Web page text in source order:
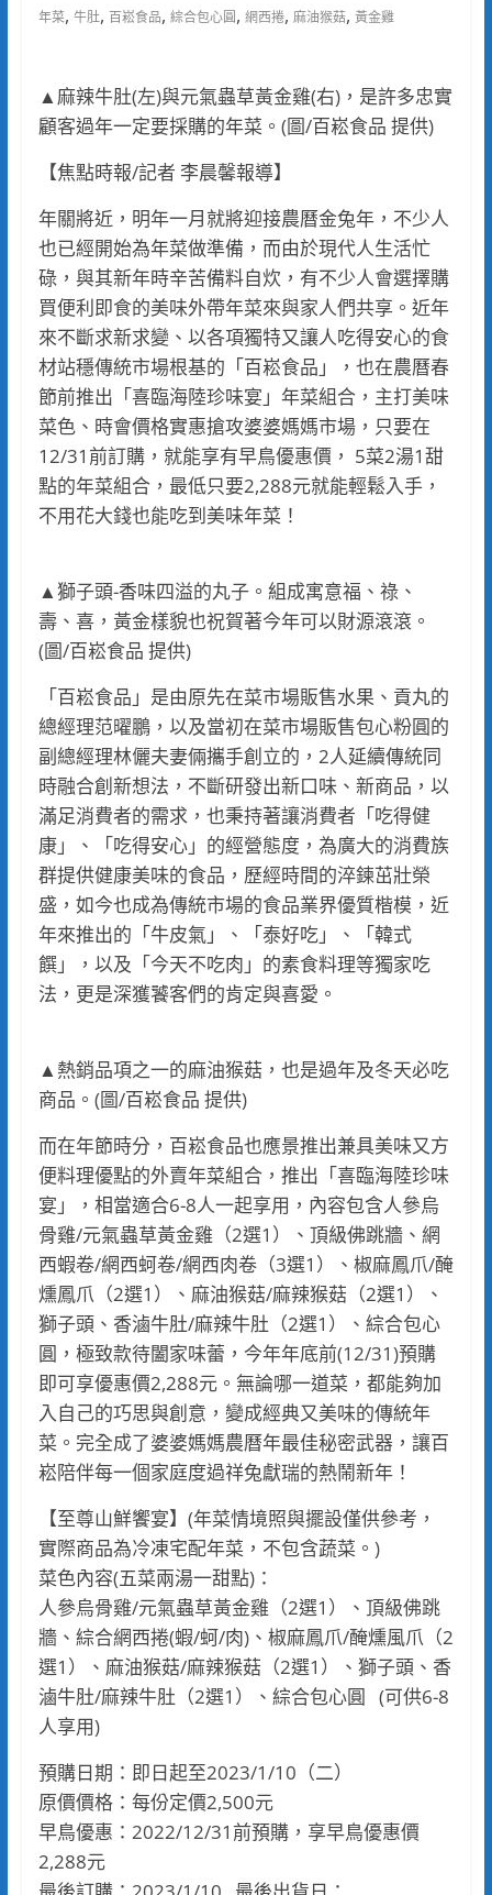
年菜, 牛肚, 百崧食品, 綜合包心圓, 網西捲, 麻油猴菇, 黃金雞
▲麻辣牛肚(左)與元氣蟲草黃金雞(右)，是許多忠實
顧客過年一定要採購的年菜。(圖/百崧食品 提供)
【焦點時報/記者 李晨馨報導】
年關將近，明年一月就將迎接農曆金兔年，不少人
也已經開始為年菜做準備，而由於現代人生活忙
碌，與其新年時辛苦備料自炊，有不少人會選擇購
買便利即食的美味外帶年菜來與家人們共享。近年
來不斷求新求變、以各項獨特又讓人吃得安心的食
材站穩傳統市場根基的「百崧食品」，也在農曆春
節前推出「喜臨海陸珍味宴」年菜組合，主打美味
菜色、時會價格實惠搶攻婆婆媽媽市場，只要在
12/31前訂購，就能享有早鳥優惠價， 5菜2湯1甜
點的年菜組合，最低只要2,288元就能輕鬆入手，
不用花大錢也能吃到美味年菜！
▲獅子頭-香味四溢的丸子。組成寓意福、祿、
壽、喜，黃金樣貌也祝賀著今年可以財源滾滾。
(圖/百崧食品 提供)
「百崧食品」是由原先在菜市場販售水果、貢丸的
總經理范曜鵬，以及當初在菜市場販售包心粉圓的
副總經理林儷夫妻倆攜手創立的，2人延續傳統同
時融合創新想法，不斷研發出新口味、新商品，以
滿足消費者的需求，也秉持著讓消費者「吃得健
康」、「吃得安心」的經營態度，為廣大的消費族
群提供健康美味的食品，歷經時間的淬鍊茁壯榮
盛，如今也成為傳統市場的食品業界優質楷模，近
年來推出的「牛皮氣」、「泰好吃」、「韓式
饌」，以及「今天不吃肉」的素食料理等獨家吃
法，更是深獲饕客們的肯定與喜愛。
▲熱銷品項之一的麻油猴菇，也是過年及冬天必吃
商品。(圖/百崧食品 提供)
而在年節時分，百崧食品也應景推出兼具美味又方
便料理優點的外賣年菜組合，推出「喜臨海陸珍味
宴」，相當適合6-8人一起享用，內容包含人參烏
骨雞/元氣蟲草黃金雞（2選1）、頂級佛跳牆、網
西蝦卷/網西蚵卷/網西肉卷（3選1）、椒麻鳳爪/醃
燻鳳爪（2選1）、麻油猴菇/麻辣猴菇（2選1）、
獅子頭、香滷牛肚/麻辣牛肚（2選1）、綜合包心
圓，極致款待闔家味蕾，今年年底前(12/31)預購
即可享優惠價2,288元。無論哪一道菜，都能夠加
入自己的巧思與創意，變成經典又美味的傳統年
菜。完全成了婆婆媽媽農曆年最佳秘密武器，讓百
崧陪伴每一個家庭度過祥兔獻瑞的熱鬧新年！
【至尊山鮮饗宴】(年菜情境照與擺設僅供參考，
實際商品為冷凍宅配年菜，不包含蔬菜。)
菜色內容(五菜兩湯一甜點)：
人參烏骨雞/元氣蟲草黃金雞（2選1）、頂級佛跳
牆、綜合網西捲(蝦/蚵/肉)、椒麻鳳爪/醃燻風爪（2
選1）、麻油猴菇/麻辣猴菇（2選1）、獅子頭、香
滷牛肚/麻辣牛肚（2選1）、綜合包心圓 (可供6-8
人享用)
預購日期：即日起至2023/1/10（二）
原價價格：每份定價2,500元
早鳥優惠：2022/12/31前預購，享早鳥優惠價
2,288元